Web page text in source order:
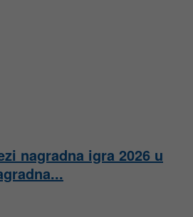
nagradna igra 2026 u